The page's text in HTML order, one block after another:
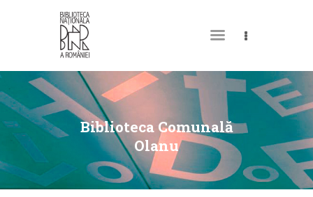
Biblioteca Comunală
Olanu
DESPRE NOI
PERMISUL MEU DE
BIBLIOTECĂ
CATALOAGE ȘI
COLECȚII